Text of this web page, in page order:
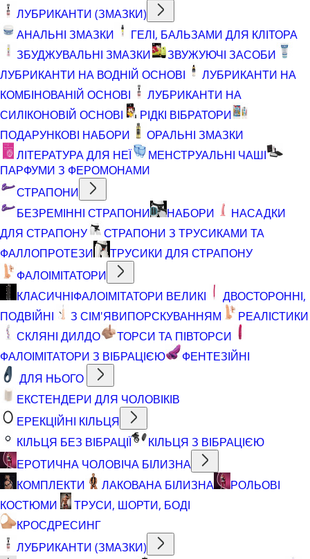
ЛУБРИКАНТИ (ЗМАЗКИ)
АНАЛЬНІ ЗМАЗКИ
ГЕЛІ, БАЛЬЗАМИ ДЛЯ КЛІТОРА
ЗБУДЖУВАЛЬНІ ЗМАЗКИ
ЗВУЖУЮЧІ ЗАСОБИ
ЛУБРИКАНТИ НА ВОДНІЙ ОСНОВІ
ЛУБРИКАНТИ НА
КОМБІНОВАНІЙ ОСНОВІ
ЛУБРИКАНТИ НА
СИЛІКОНОВІЙ ОСНОВІ
РІДКІ ВІБРАТОРИ
ПОДАРУНКОВІ НАБОРИ
ОРАЛЬНІ ЗМАЗКИ
ЛІТЕРАТУРА ДЛЯ НЕЇ
МЕНСТРУАЛЬНІ ЧАШІ
ПАРФУМИ З ФЕРОМОНАМИ
СТРАПОНИ
БЕЗРЕМІННІ СТРАПОНИ
НАБОРИ
НАСАДКИ
ДЛЯ СТРАПОНУ
СТРАПОНИ З ТРУСИКАМИ ТА
ФАЛЛОПРОТЕЗИ
ТРУСИКИ ДЛЯ СТРАПОНУ
ФАЛОІМІТАТОРИ
КЛАСИЧНІФАЛОІМІТАТОРИ ВЕЛИКІ
ДВОСТОРОННІ,
ПОДВІЙНІ
З СІМ'ЯВИПОРСКУВАННЯМ
РЕАЛІСТИКИ
СКЛЯНІ ДИЛДО
ТОРСИ ТА ПІВТОРСИ
ФАЛОІМІТАТОРИ З ВІБРАЦІЄЮ
ФЕНТЕЗІЙНІ
ДЛЯ НЬОГО
ЕКСТЕНДЕРИ ДЛЯ ЧОЛОВІКІВ
ЕРЕКЦІЙНІ КІЛЬЦЯ
КІЛЬЦЯ БЕЗ ВІБРАЦІЇ
КІЛЬЦЯ З ВІБРАЦІЄЮ
ЕРОТИЧНА ЧОЛОВІЧА БІЛИЗНА
КОМПЛЕКТИ
ЛАКОВАНА БІЛИЗНА
РОЛЬОВІ
КОСТЮМИ
ТРУСИ, ШОРТИ, БОДІ
КРОСДРЕСИНГ
ЛУБРИКАНТИ (ЗМАЗКИ)